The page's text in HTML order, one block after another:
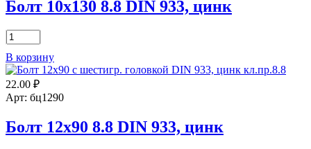
Болт 10х130 8.8 DIN 933, цинк
Количество
товара
Болт
10х130
8.8
DIN
цинк
В корзину
22.00 ₽
Арт: бц1290
Болт 12х90 8.8 DIN 933, цинк